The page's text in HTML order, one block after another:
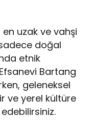
en uzak ve vahşi
doğal
etnik
Bartang
geleneksel
ve yerel kültüre